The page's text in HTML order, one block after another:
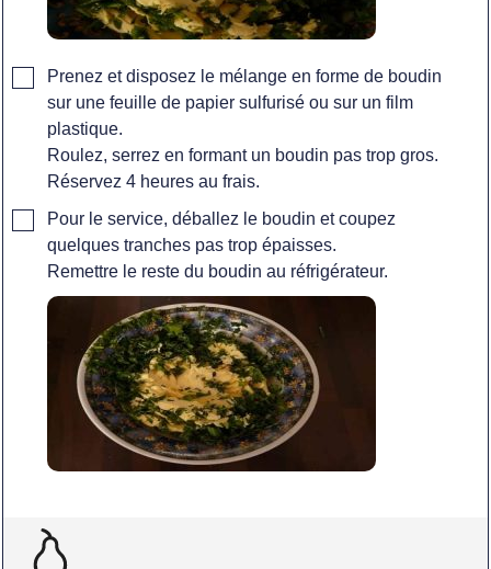
▢
Prenez et disposez le mélange en forme de boudin
sur une feuille de papier sulfurisé ou sur un film
plastique.
Roulez, serrez en formant un boudin pas trop gros.
Réservez 4 heures au frais.
▢
Pour le service, déballez le boudin et coupez
quelques tranches pas trop épaisses.
Remettre le reste du boudin au réfrigérateur.